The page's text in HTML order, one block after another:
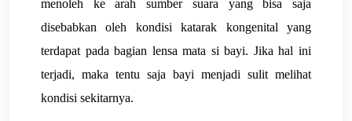
menoleh ke arah sumber suara yang bisa saja
disebabkan oleh kondisi katarak kongenital yang
terdapat pada bagian lensa mata si bayi. Jika hal ini
terjadi, maka tentu saja bayi menjadi sulit melihat
kondisi sekitarnya.